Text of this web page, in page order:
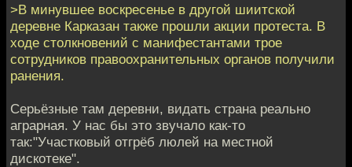
>В минувшее воскресенье в другой шиитской
деревне Карказан также прошли акции протеста. В
ходе столкновений с манифестантами трое
сотрудников правоохранительных органов получили
ранения.
Серьёзные там деревни, видать страна реально
аграрная. У нас бы это звучало как-то
так:"Участковый отгрёб люлей на местной
дискотеке".